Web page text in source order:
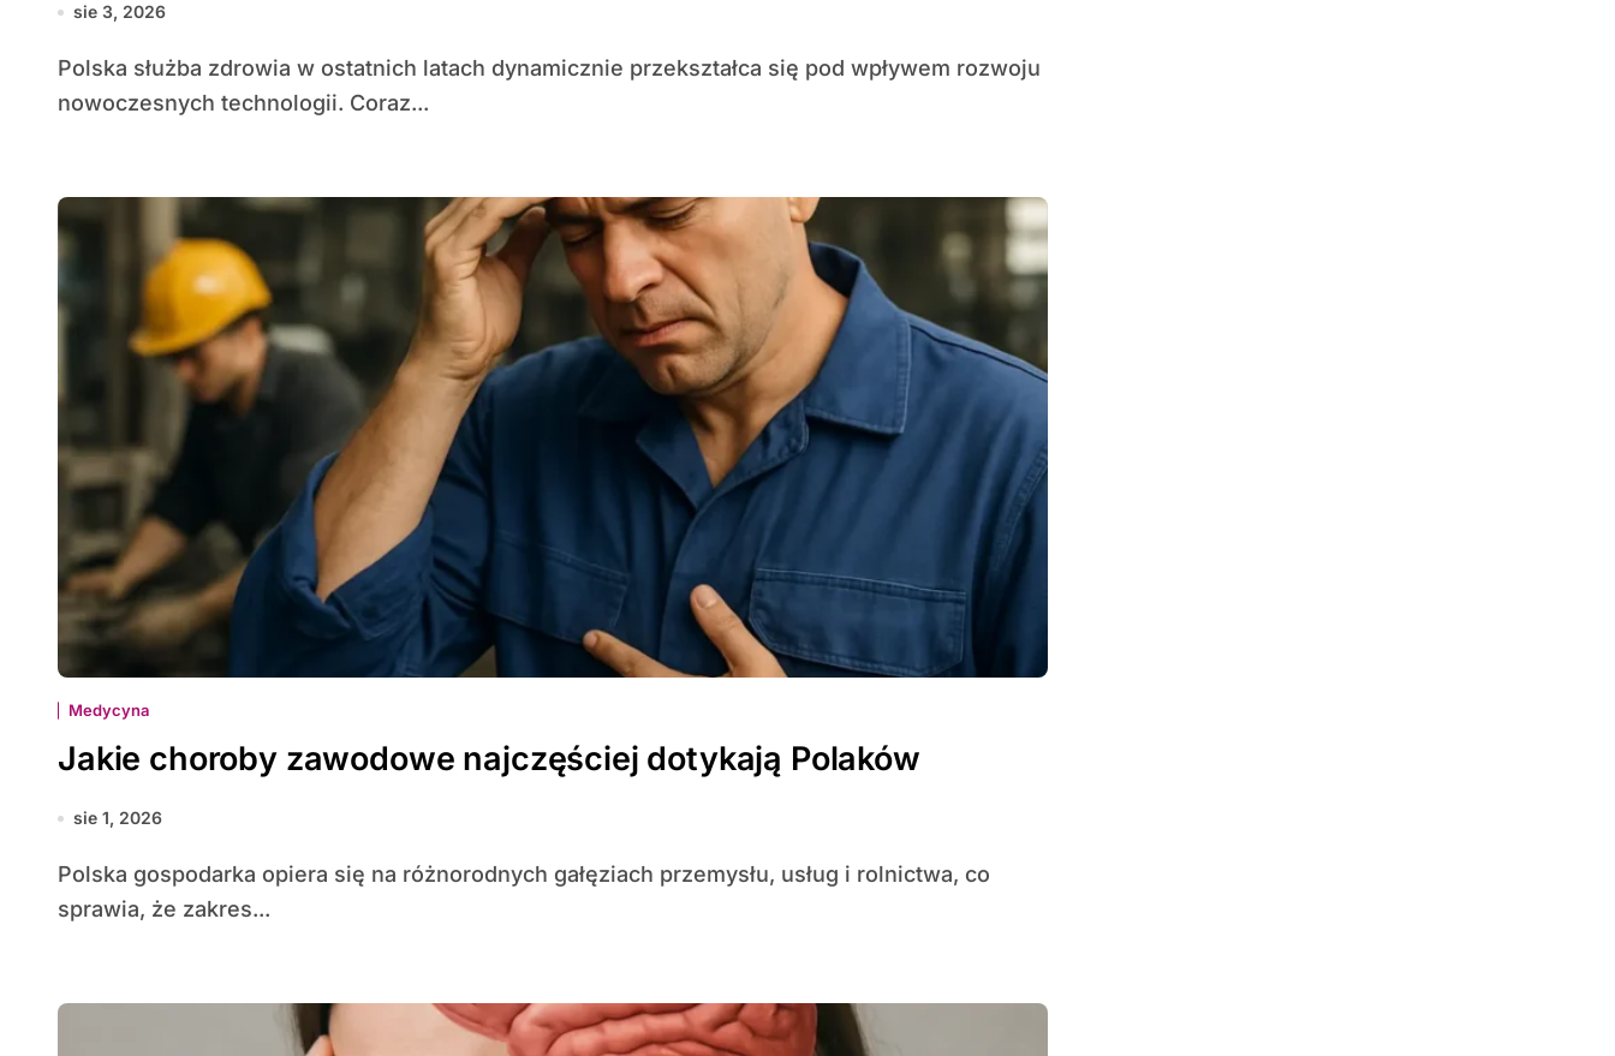
sie 3, 2026
Polska służba zdrowia w ostatnich latach dynamicznie przekształca się pod wpływem rozwoju
nowoczesnych technologii. Coraz...
Medycyna
Jakie choroby zawodowe najczęściej dotykają Polaków
sie 1, 2026
Polska gospodarka opiera się na różnorodnych gałęziach przemysłu, usług i rolnictwa, co
sprawia, że zakres...